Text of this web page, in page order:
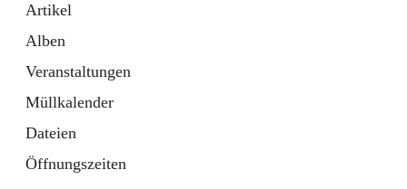
Artikel
Alben
Veranstaltungen
Müllkalender
Dateien
Öffnungszeiten
Gemeindeservice